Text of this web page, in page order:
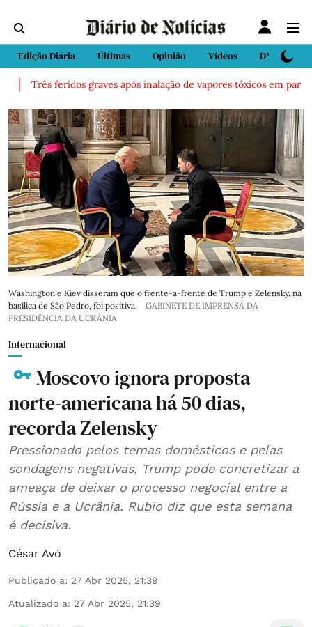
Edição Diária Últimas Opinião Vídeos DN Sport
Três feridos graves após inalação de vapores tóxicos em
Washington e Kiev disseram que o frente-a-frente de Trump e Zelensky, na
basílica de São Pedro, foi positiva.
GABINETE DE IMPRENSA DA
PRESIDÊNCIA DA UCRÂNIA
Internacional
Moscovo ignora proposta
norte-americana há 50 dias,
recorda Zelensky
Pressionado pelos temas domésticos e pelas
sondagens negativas, Trump pode concretizar a
ameaça de deixar o processo negocial entre a
Rússia e a Ucrânia. Rubio diz que esta semana
é decisiva.
César Avó
Publicado a: 27 Abr 2025, 21:39
Atualizado a: 27 Abr 2025, 21:39